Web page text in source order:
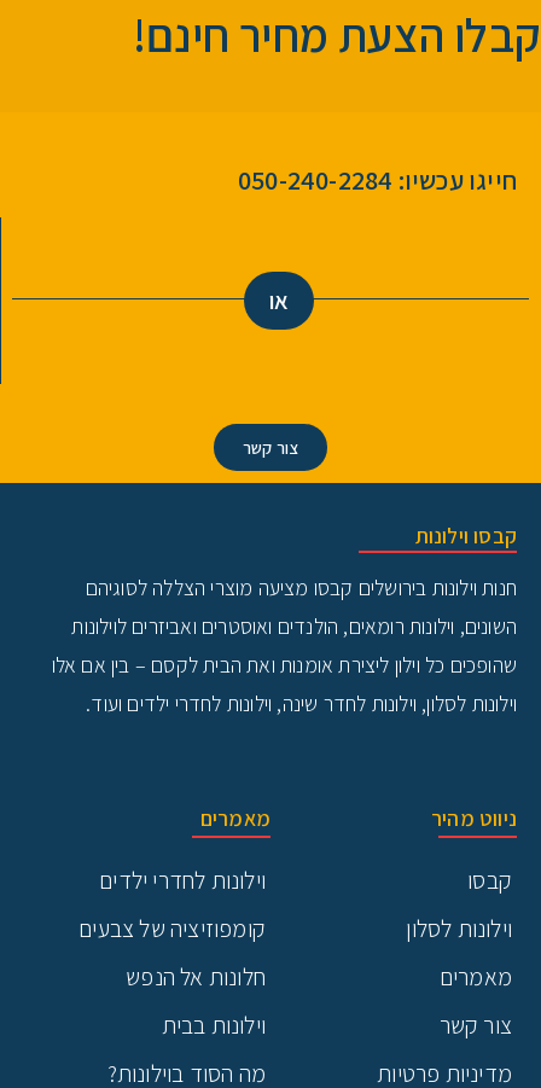
קבלו הצעת מחיר חינם!
חייגו עכשיו: 050-240-2284
או
צור קשר
קבסו וילונות
חנות וילונות בירושלים קבסו מציעה מוצרי הצללה לסוגיהם
השונים, וילונות רומאים, הולנדים ואוסטרים ואביזרים לוילונות
שהופכים כל וילון ליצירת אומנות ואת הבית לקסם – בין אם אלו
וילונות לסלון, וילונות לחדר שינה, וילונות לחדרי ילדים ועוד.
ניווט מהיר
קבסו
וילונות לסלון
מאמרים
צור קשר
מדיניות פרטיות
מאמרים
וילונות לחדרי ילדים
קומפוזיציה של צבעים
חלונות אל הנפש
וילונות בבית
מה הסוד בוילונות?